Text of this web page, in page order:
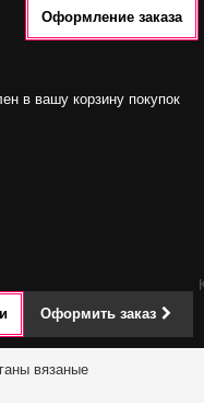
Оформление заказа
в вашу корзину покупок
Оформить заказ
Toggle
вязаные